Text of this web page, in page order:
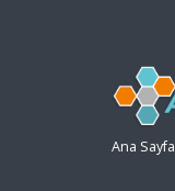
Ana Sayfa